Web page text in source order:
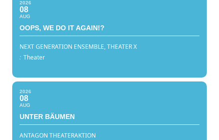
2026
08
AUG
OOPS, WE DO IT AGAIN!?
NEXT GENERATION ENSEMBLE, THEATER X
: Theater
2026
08
AUG
UNTER BÄUMEN
ANTAGON THEATERAKTION